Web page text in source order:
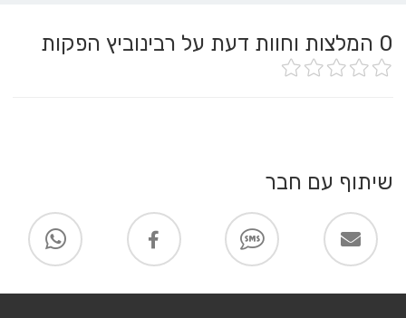
0 המלצות וחוות דעת על רבינוביץ הפקות
שיתוף עם חבר